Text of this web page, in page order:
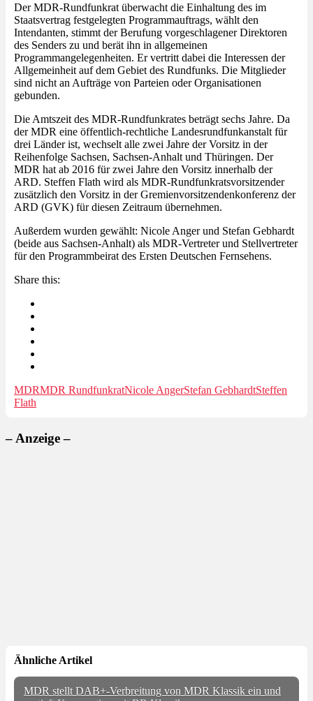
Der MDR-Rundfunkrat überwacht die Einhaltung des im
Staatsvertrag festgelegten Programmauftrags, wählt den
Intendanten, stimmt der Berufung vorgeschlagener Direktoren
des Senders zu und berät ihn in allgemeinen
Programmangelegenheiten. Er vertritt dabei die Interessen der
Allgemeinheit auf dem Gebiet des Rundfunks. Die Mitglieder
sind nicht an Aufträge von Parteien oder Organisationen
gebunden.
Die Amtszeit des MDR-Rundfunkrates beträgt sechs Jahre. Da
der MDR eine öffentlich-rechtliche Landesrundfunkanstalt für
drei Länder ist, wechselt alle zwei Jahre der Vorsitz in der
Reihenfolge Sachsen, Sachsen-Anhalt und Thüringen. Der
MDR hat ab 2016 für zwei Jahre den Vorsitz innerhalb der
ARD. Steffen Flath wird als MDR-Rundfunkratsvorsitzender
zusätzlich den Vorsitz in der Gremienvorsitzendenkonferenz der
ARD (GVK) für diesen Zeitraum übernehmen.
Außerdem wurden gewählt: Nicole Anger und Stefan Gebhardt
(beide aus Sachsen-Anhalt) als MDR-Vertreter und Stellvertreter
für den Programmbeirat des Ersten Deutschen Fernsehens.
Share this:
MDRMDR RundfunkratNicole AngerStefan GebhardtSteffen
Flath
– Anzeige –
Ähnliche Artikel
MDR stellt DAB+-Verbreitung von MDR Klassik ein und